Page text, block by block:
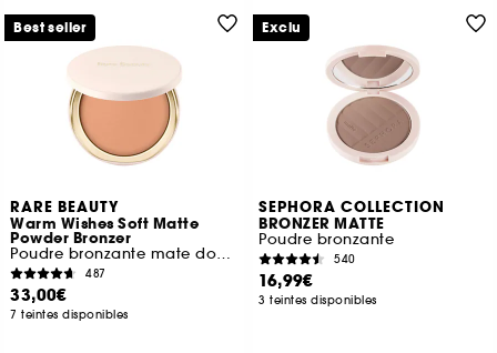
RARE BEAUTY
Warm Wishes Soft Matte
Powder Bronzer
Poudre bronzante mate douce
487
33,00€
7 teintes disponibles
Best seller
SEPHORA COLLECTION
BRONZER MATTE
Poudre bronzante
540
16,99€
3 teintes disponibles
Exclu